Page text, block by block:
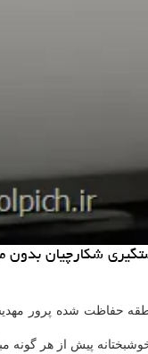
شکارچیان بدون
حفاظت شده پرور
پیش از هر گونه